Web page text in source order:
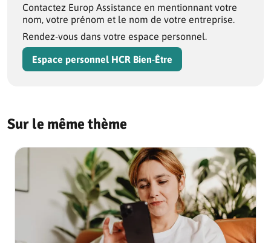
Contactez Europ Assistance en mentionnant votre
nom, votre prénom et le nom de votre entreprise.
Rendez-vous dans votre espace personnel.
Espace personnel HCR Bien-Être
Sur le même thème